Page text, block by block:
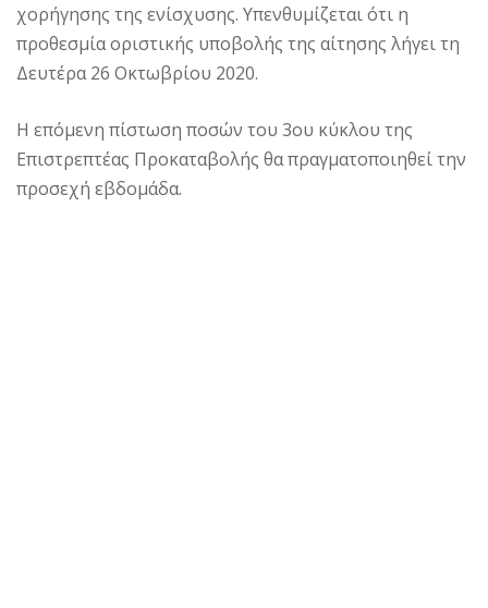
χορήγησης της ενίσχυσης. Υπενθυμίζεται ότι η
προθεσμία οριστικής υποβολής της αίτησης λήγει τη
Δευτέρα 26 Οκτωβρίου 2020.
Η επόμενη πίστωση ποσών του 3ου κύκλου της
Επιστρεπτέας Προκαταβολής θα πραγματοποιηθεί την
προσεχή εβδομάδα.